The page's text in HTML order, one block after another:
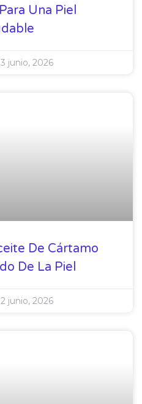
Una Piel
junio, 2026
De Cártamo
De La Piel
junio, 2026